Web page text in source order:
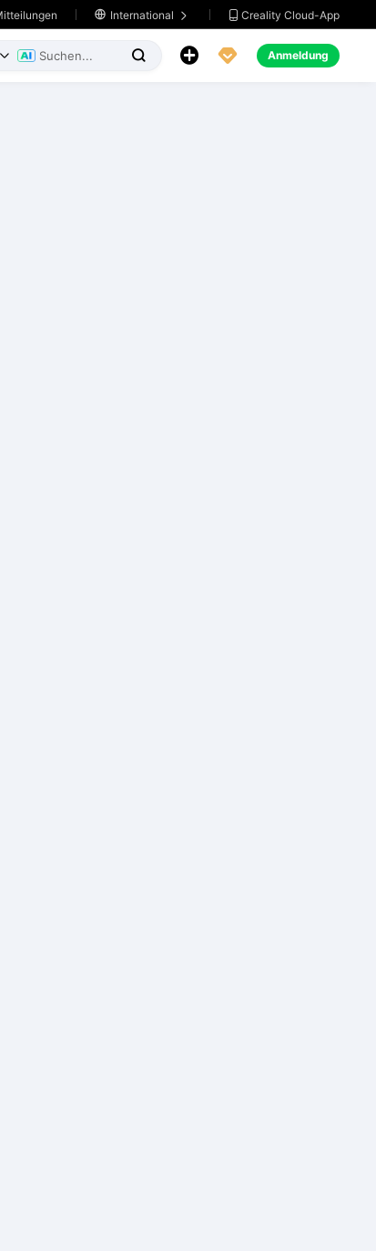
 International   Creality Cloud-App
    Anmeldung